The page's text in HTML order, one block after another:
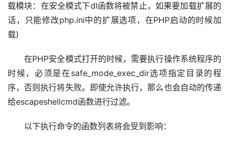
载模块：在安全模式下dl函数将被禁止，如果要加载扩展的
话，只能修改php.ini中的扩展选项，在PHP启动的时候加
载)
在PHP安全模式打开的时候，需要执行操作系统程序的
时候，必须是在safe_mode_exec_dir选项指定目录的程
序，否则执行将失败。即使允许执行，那么也会自动的传递
给escapeshellcmd函数进行过滤。
以下执行命令的函数列表将会受到影响：